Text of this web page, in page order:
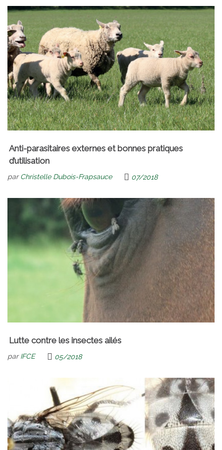
Anti-parasitaires externes et bonnes pratiques
d’utilisation
parChristelle Dubois-Frapsauce 07/2018
Lutte contre les insectes ailés
parIFCE 05/2018